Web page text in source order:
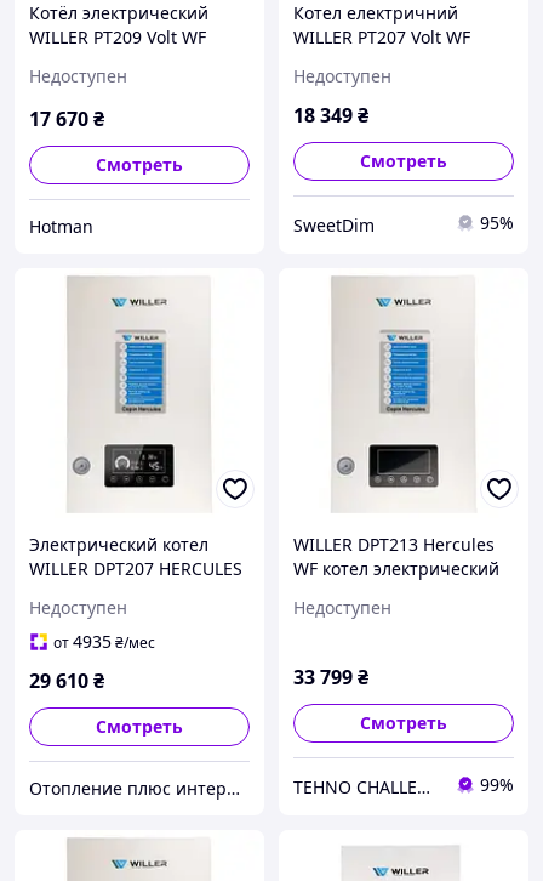
Котёл электрический
WILLER PT209 Volt WF
Недоступен
17 670₴
Смотреть
Hotman
Котел електричний
WILLER PT207 Volt WF
Недоступен
18 349₴
Смотреть
SweetDim 95%
Электрический котел
WILLER DPT207 HERCULES
Недоступен
от4935₴/мес
29 610₴
Смотреть
Отопление плюс интернет магазин отопительной техники
WILLER DPT213 Hercules
WF котел электрический
Недоступен
33 799₴
Смотреть
TEHNO CHALLENGE 99%